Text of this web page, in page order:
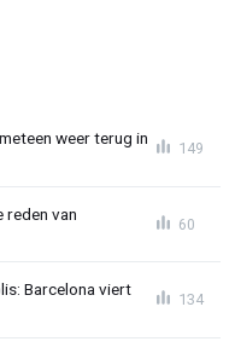
weer terug in
149
reden van
60
Barcelona viert
134